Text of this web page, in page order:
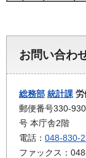
お問い合わ
総務部 統計課 労
郵便番号330-
号 本庁舎2階
電話： 048-830-
ファックス：